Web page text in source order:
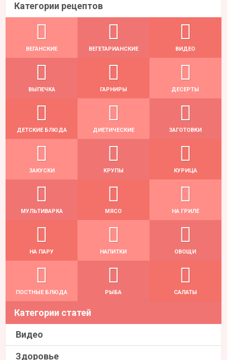
Категории рецептов
ВЕГАНСКИЕ ВЕГЕТАРИАНСКИЕ ВИДЕО
ВЫПЕЧКА ГАРНИРЫ ДЕСЕРТЫ
ДЕТСКИЕ БЛЮДА ДИЕТИЧЕСКИЕ ЗАГОТОВКИ
ЗАКУСКИ КРУПЫ КУРИЦА
МУЛЬТИВАРКА МЯСО НА ГРИЛЕ
НА ПАРУ НАПИТКИ ОВОЩИ
ПОСТНЫЕ БЛЮДА РЫБА САЛАТЫ
Категории статей
Видео
Здоровье